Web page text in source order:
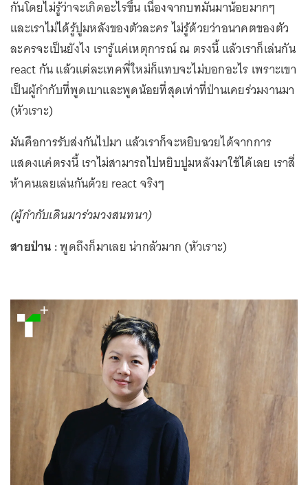
กันโดยไม่รู้ว่าจะเกิดอะไรขึ้น เนื่องจากบทมันมาน้อยมากๆ
และเราไม่ได้รู้ปูมหลังของตัวละคร ไม่รู้ด้วยว่าอนาคตของตัว
ละครจะเป็นยังไง เรารู้แค่เหตุการณ์ ณ ตรงนี้ แล้วเราก็เล่นกัน
react กัน แล้วแต่ละเทคพี่ใหม่ก็แทบจะไม่บอกอะไร เพราะเขา
เป็นผู้กำกับที่พูดเบาและพูดน้อยที่สุดเท่าที่ป่านเคยร่วมงานมา
(หัวเราะ)
มันคือการรับส่งกันไปมา แล้วเราก็จะหยิบฉวยได้จากการ
แสดงแค่ตรงนี้ เราไม่สามารถไปหยิบปูมหลังมาใช้ได้เลย เราสี่
ห้าคนเลยเล่นกันด้วย react จริงๆ
(ผู้กำกับเดินมาร่วมวงสนทนา)
สายป่าน :พูดถึงก็มาเลย น่ากลัวมาก (หัวเราะ)